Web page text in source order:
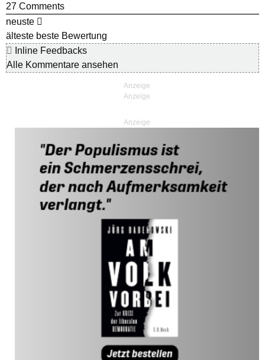
27 Comments
neuste
älteste beste Bewertung
Inline Feedbacks
Alle Kommentare ansehen
Anzeige